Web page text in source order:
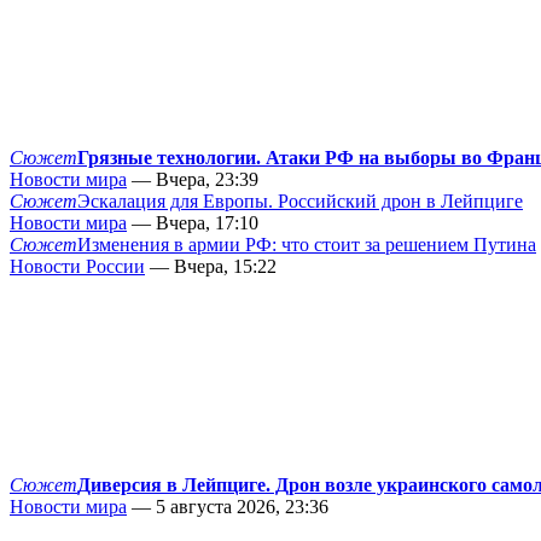
СюжетГрязные технологии. Атаки РФ на выборы во
Новости мира — Вчера, 23:39
СюжетЭскалация для Европы. Российский дрон в Лейпциге
Новости мира — Вчера, 17:10
СюжетИзменения в армии РФ: что стоит за решением Путина
Новости России — Вчера, 15:22
СюжетДиверсия в Лейпциге. Дрон возле украинского
Новости мира — 5 августа 2026, 23:36